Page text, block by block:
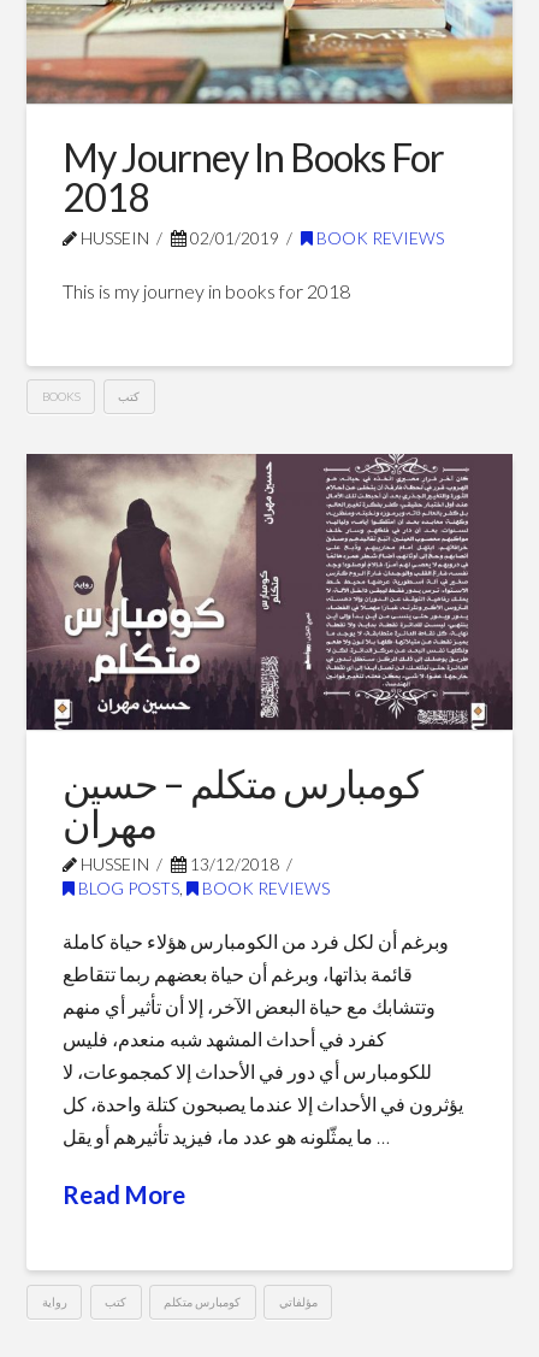
معرض
القاهرة
My Journey In Books For
2018
HUSSEIN 02/01/2019 BOOK REVIEWS
This is my journey in books for 2018
BOOKS كتب
Journey
In
Books
For
201801.02.2019
كومبارس متكلم – حسين
مهران
HUSSEIN
13/12/2018
BLOG POSTS, BOOK REVIEWS
وبرغم أن لكل فرد من الكومبارس هؤلاء حياة كاملة
قائمة بذاتها، وبرغم أن حياة بعضهم ربما تتقاطع
وتتشابك مع حياة البعض الآخر، إلا أن تأثير أي منهم
كفرد في أحداث المشهد شبه منعدم، فليس
للكومبارس أي دور في الأحداث إلا كمجموعات، لا
يؤثرون في الأحداث إلا عندما يصبحون كتلة واحدة، كل
ما يمثّلونه هو عدد ما، فيزيد تأثيرهم أو يقل …
Read More
رواية كتب كومبارس متكلم مؤلفاتي